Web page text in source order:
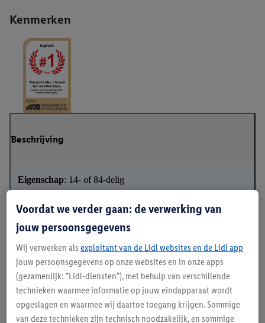
Kenmerken
Beschrijving
Eigenschap: 14- of 84-delig
✓Bevordert spelenderwijs
✓Incl. magneten
Lupilu - Europa's nr. 1 merk voor houten speelgoed
Voordat we verder gaan: de verwerking van
jouw persoonsgegevens
Wij verwerken als exploitant van de Lidl websites en de Lidl app
jouw persoonsgegevens op onze websites en in onze apps
(gezamenlijk: "Lidl-diensten"), met behulp van verschillende
technieken waarmee informatie op jouw eindapparaat wordt
opgeslagen en waarmee wij daartoe toegang krijgen. Sommige
van deze technieken zijn technisch noodzakelijk, en sommige